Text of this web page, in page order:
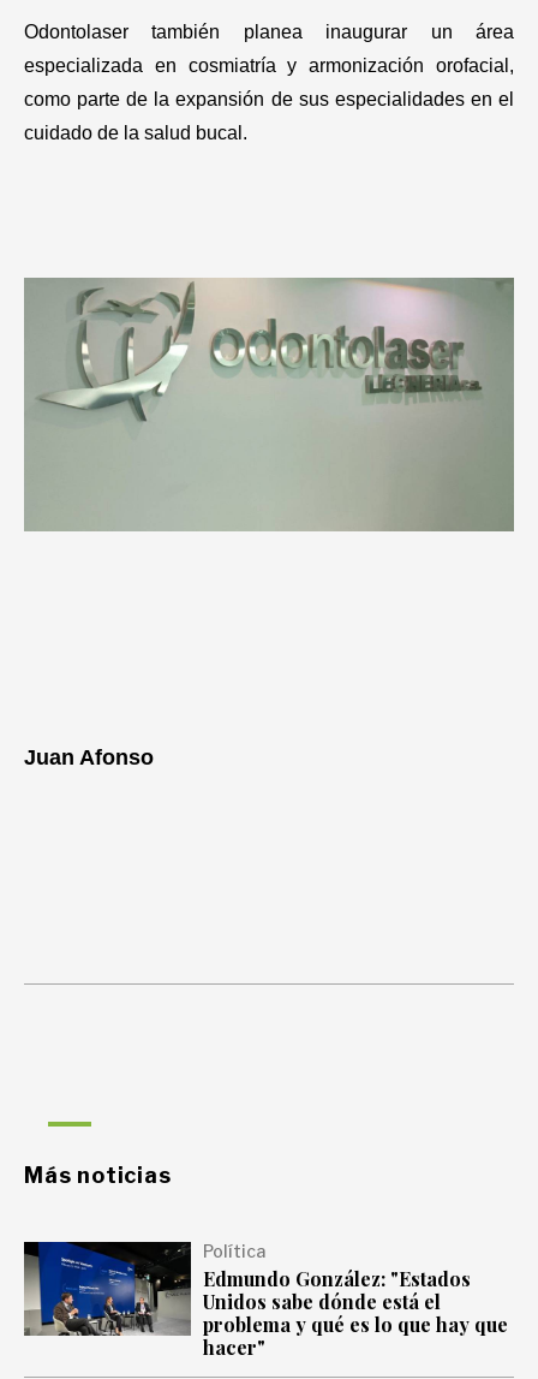
Odontolaser también planea inaugurar un área
especializada en cosmiatría y armonización orofacial,
como parte de la expansión de sus especialidades en el
cuidado de la salud bucal.
Juan Afonso
Más noticias
Política
Edmundo González: "Estados
Unidos sabe dónde está el
problema y qué es lo que hay que
hacer"